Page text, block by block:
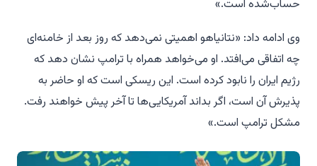
حساب‌شده است.»
وی ادامه داد: «نتانیاهو اهمیتی نمی‌دهد که روز بعد از خامنه‌ای
چه اتفاقی می‌افتد. او می‌خواهد همراه با ترامپ نشان دهد که
رژیم ایران را نابود کرده است. این ریسکی است که او حاضر به
پذیرش آن است، اگر بداند آمریکایی‌ها تا آخر پیش خواهند رفت.
مشکل ترامپ است.»